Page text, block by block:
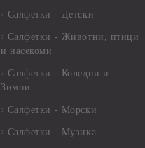
Салфетки - Детски
Салфетки - Животни, птици
и насекоми
Салфетки - Коледни и
Зимни
Салфетки - Морски
Салфетки - Музика